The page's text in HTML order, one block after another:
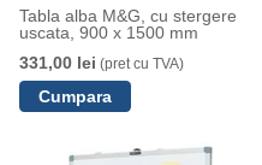
Tabla alba M&G, cu stergere
uscata, 900 x 1500 mm
331,00 lei (pret cu TVA)